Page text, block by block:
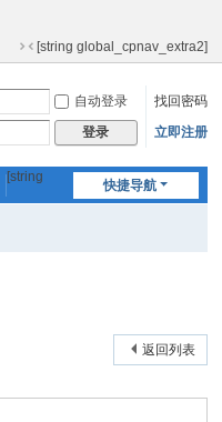
[string global_cpnav_extra2]
切
换
窄
版
自动登录
找回密码
登录 立即注册
快捷导航
[string
返回列表